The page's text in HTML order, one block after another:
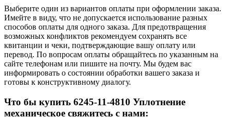
Выберите один из вариантов оплаты при оформлении заказа.
Имейте в виду, что не допускается использование разных
способов оплаты для одного заказа. Для предотвращения
возможных конфликтов рекомендуем сохранять все
квитанции и чеки, подтверждающие вашу оплату или
перевод. По вопросам оплаты обращайтесь по указанным на
сайте телефонам или пишите на почту. Мы будем вас
информировать о состоянии обработки вашего заказа и
готовы к конструктивному диалогу.
Что бы купить 6245-11-4810 Уплотнение
механическое свяжитесь с нами: